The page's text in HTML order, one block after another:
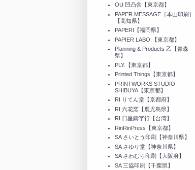
OU 凹凸舎【東京都】
PAPER MESSAGE［本山印刷］
【高知県】
PAPERI【福岡県】
PAPIER LABO.【東京都】
Planning & Products 乙【青森
県】
PLY.【東京都】
Printed Things【東京都】
PRINTWORKS STUDIO
SHIBUYA【東京都】
RI りてん堂【京都府】
RI 六花窯【鹿児島県】
RI 日星鑄字行【台湾】
RinRinPress【東京都】
SA さいとう印刷【神奈川県】
SA さゆり堂【神奈川県】
SA さわむら印刷【大阪府】
SA 三協印刷【千葉県】